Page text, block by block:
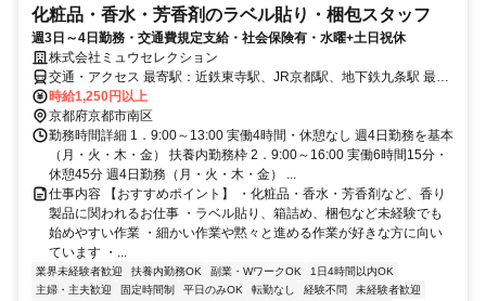
化粧品・香水・芳香剤のラベル貼り・梱包スタッフ
週3日～4日勤務・交通費規定支給・社会保険有・水曜+土日祝休
株式会社ミュウセレクション
交通・アクセス 最寄駅：近鉄東寺駅、JR京都駅、地下鉄九条駅 最寄
バス停：九条大宮
時給1,250円以上
京都府京都市南区
勤務時間詳細 1．9:00～13:00 実働4時間・休憩なし 週4日勤務を基本
（月・火・木・金） 扶養内勤務枠 2．9:00～16:00 実働6時間15分・
休憩45分 週4日勤務（月・火・木・金） ...
仕事内容 【おすすめポイント】 ・化粧品・香水・芳香剤など、香り
製品に関われるお仕事 ・ラベル貼り、箱詰め、梱包など未経験でも
始めやすい作業 ・細かい作業や黙々と進める作業が好きな方に向い
ています ・...
業界未経験者歓迎 扶養内勤務OK 副業・WワークOK
1日4時間以内OK
主婦・主夫歓迎
固定時間制 平日のみOK 転勤なし 経験不問
未経験者歓迎